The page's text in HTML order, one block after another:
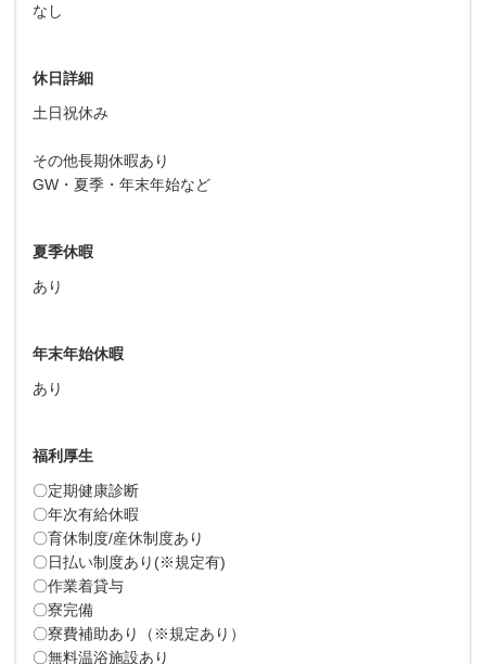
なし
休日詳細
土日祝休み
その他長期休暇あり
GW・夏季・年末年始など
夏季休暇
あり
年末年始休暇
あり
福利厚生
〇定期健康診断
〇年次有給休暇
〇育休制度/産休制度あり
〇日払い制度あり(※規定有)
〇作業着貸与
〇寮完備
〇寮費補助あり（※規定あり）
〇無料温浴施設あり